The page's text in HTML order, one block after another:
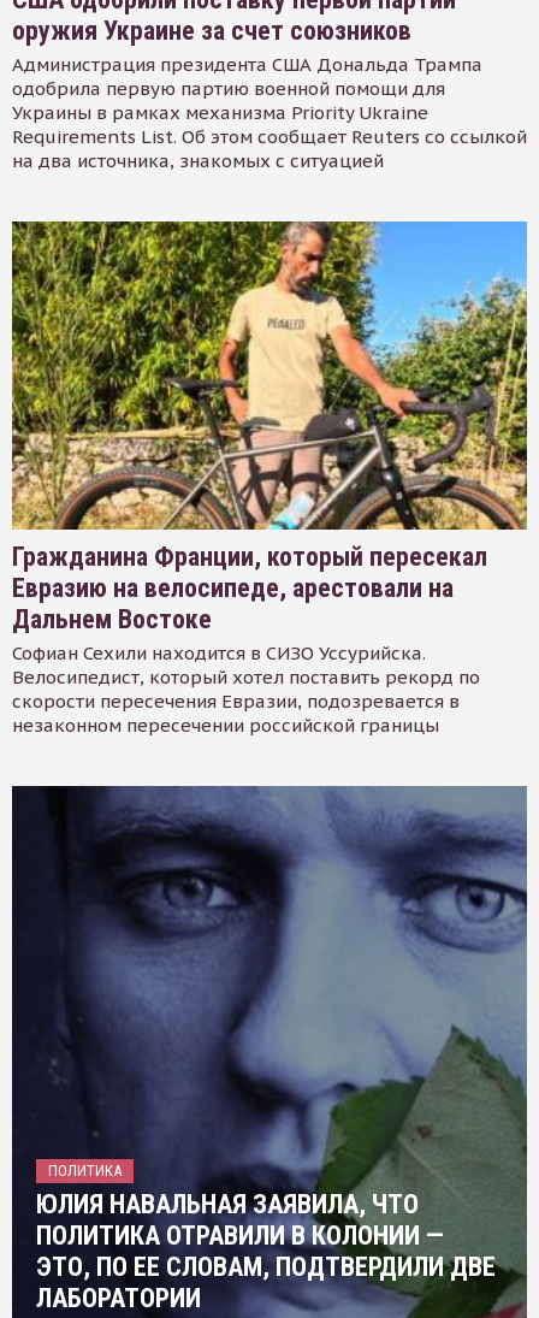
оружия Украине за счет союзников
Администрация президента США Дональда Трампа
одобрила первую партию военной помощи для
Украины в рамках механизма Priority Ukraine
Requirements List. Об этом сообщает Reuters со ссылкой
на два источника, знакомых с ситуацией
Гражданина Франции, который пересекал
Евразию на велосипеде, арестовали на
Дальнем Востоке
Софиан Сехили находится в СИЗО Уссурийска.
Велосипедист, который хотел поставить рекорд по
скорости пересечения Евразии, подозревается в
незаконном пересечении российской границы
ПОЛИТИКА
ЮЛИЯ НАВАЛЬНАЯ ЗАЯВИЛА, ЧТО
ПОЛИТИКА ОТРАВИЛИ В КОЛОНИИ —
ЭТО, ПО ЕЕ СЛОВАМ, ПОДТВЕРДИЛИ ДВЕ
ЛАБОРАТОРИИ